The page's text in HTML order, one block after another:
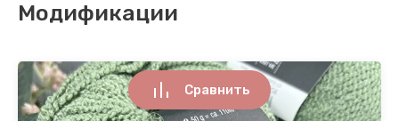
Модификации
Сравнить